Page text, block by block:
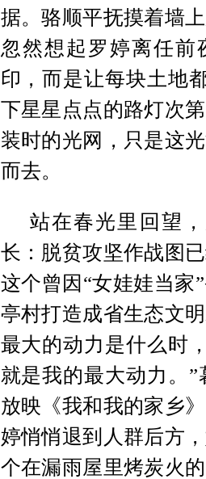
据。骆顺平抚摸着墙
忽然想起罗婷离任前
印，而是让每块土地
下星星点点的路灯次
装时的光网，只是这
而去。
站在春光里回望
长：脱贫攻坚作战图
这个曾因“女娃娃当家
亭村打造成省生态文
最大的动力是什么时
就是我的最大动力。
放映《我和我的家乡
婷悄悄退到人群后方
个在漏雨屋里烤炭火